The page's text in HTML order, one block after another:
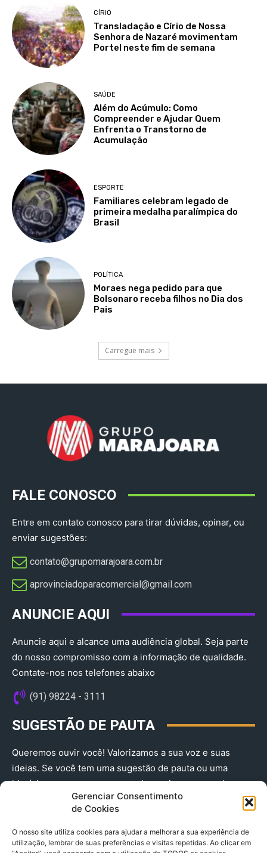
Gerenciar Consentimento
de Cookies
O nosso site utiliza cookies para ajudar a melhorar a sua experiência de
utilização, lembrar de suas preferências e visitas repetidas. Ao clicar em
CÍRIO
Transladação e Círio de Nossa
Senhora de Nazaré movimentam
Portel neste fim de semana
SAÚDE
Além do Acúmulo: Como
Compreender e Ajudar Quem
Enfrenta o Transtorno de
Acumulação
ESPORTE
Familiares celebram legado de
primeira medalha paralímpica do
Brasil
POLÍTICA
Moraes nega pedido para que
Bolsonaro receba filhos no Dia dos
Pais
Carregue mais
FALE CONOSCO
Entre em contato conosco para tirar dúvidas, opinar, ou
enviar sugestões:
contato@grupomarajoara.com.br
aprovinciadoparacomercial@gmail.com​
ANUNCIE AQUI
Anuncie aqui e alcance uma audiência global. Seja parte
do nosso compromisso com a informação de qualidade.
Contate-nos nos telefones abaixo
(91) 98224 - 3111
SUGESTÃO DE PAUTA
Queremos ouvir você! Valorizamos a sua voz e suas
ideias. Se você tem uma sugestão de pauta ou uma
história que merece ser contada, envie-nos agora!
(91) 98224 - 3111